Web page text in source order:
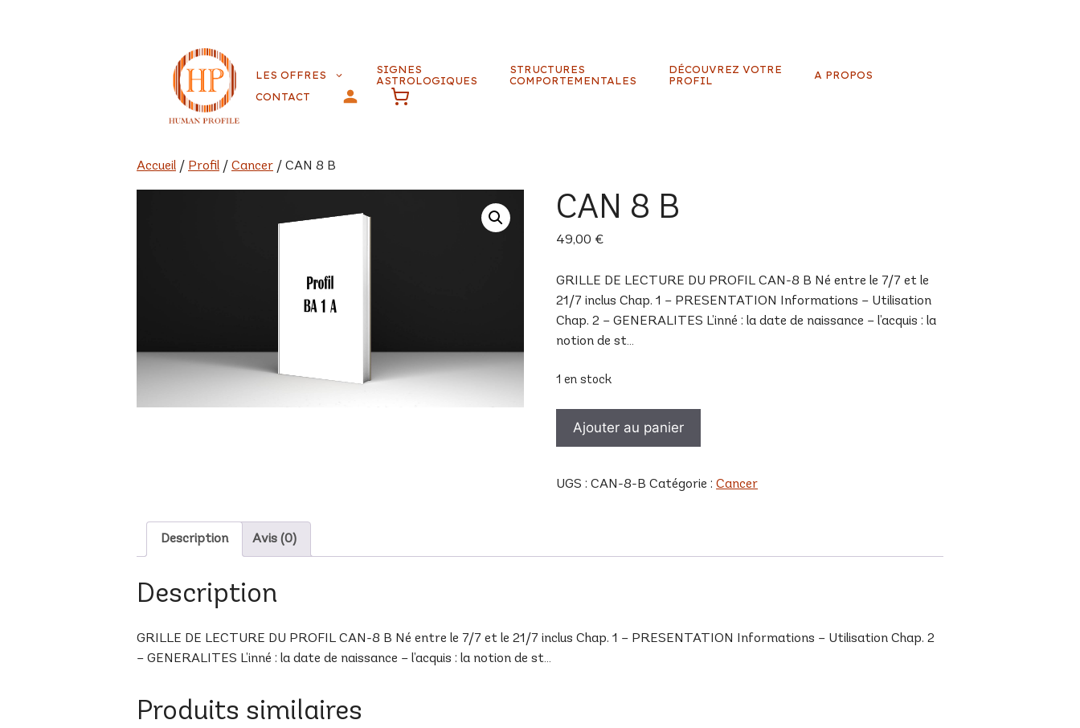
contenu
LES OFFRES
SIGNES
ASTROLOGIQUES
STRUCTURES
COMPORTEMENTALES
DÉCOUVREZ VOTRE
PROFIL
A PROPOS
CONTACT
Accueil / Profil / Cancer / CAN 8 B
CAN 8 B
49,00 €
GRILLE DE LECTURE DU PROFIL CAN-8 B Né entre le 7/7 et le
21/7 inclus Chap. 1 – PRESENTATION Informations – Utilisation
Chap. 2 – GENERALITES L’inné : la date de naissance – l’acquis : la
notion de st…
1 en stock
8
Ajouter au panier
UGS :CAN-8-B Catégorie :Cancer
Description Avis (0)
Description
GRILLE DE LECTURE DU PROFIL CAN-8 B Né entre le 7/7 et le 21/7 inclus Chap. 1 – PRESENTATION Informations – Utilisation Chap. 2
– GENERALITES L’inné : la date de naissance – l’acquis : la notion de st…
Produits similaires